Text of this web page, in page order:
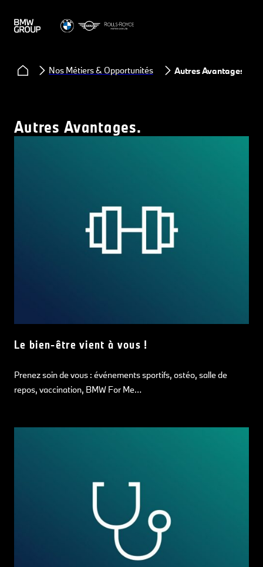
Nos Métiers & Opportunités Autres Avantages
Autres Avantages.
Le bien-être vient à vous !
Prenez soin de vous : événements sportifs, ostéo, salle de
repos, vaccination, BMW For Me…